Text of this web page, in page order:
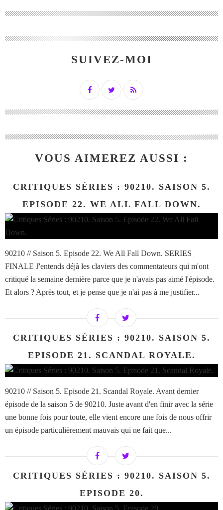
SUIVEZ-MOI
VOUS AIMEREZ AUSSI :
CRITIQUES SÉRIES : 90210. SAISON 5.
EPISODE 22. WE ALL FALL DOWN.
90210 // Saison 5. Episode 22. We All Fall Down. SERIES
FINALE J'entends déjà les claviers des commentateurs qui m'ont
critiqué la semaine dernière parce que je n'avais pas aimé l'épisode.
Et alors ? Après tout, et je pense que je n'ai pas à me justifier...
CRITIQUES SÉRIES : 90210. SAISON 5.
EPISODE 21. SCANDAL ROYALE.
90210 // Saison 5. Episode 21. Scandal Royale. Avant dernier
épisode de la saison 5 de 90210. Juste avant d'en finir avec la série
une bonne fois pour toute, elle vient encore une fois de nous offrir
un épisode particulièrement mauvais qui ne fait que...
CRITIQUES SÉRIES : 90210. SAISON 5.
EPISODE 20.